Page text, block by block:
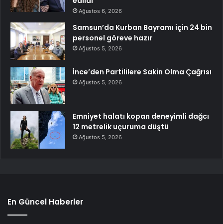
Ağustos 6, 2026
Samsun’da Kurban Bayramı için 24 bin
personel göreve hazır
Ağustos 5, 2026
İnce’den Partililere Sakin Olma Çağrısı
Ağustos 5, 2026
Emniyet halatı kopan deneyimli dağcı
12 metrelik uçuruma düştü
Ağustos 5, 2026
En Güncel Haberler